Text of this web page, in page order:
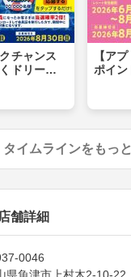
チャンス
ドリーム
【ア
ポイ
タイムラインをもっ
舗詳細
0046
県魚津市上村木2-10-22